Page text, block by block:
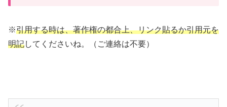
※引用する時は、著作権の都合上、リンク貼るか引用元を
明記してくださいね。（ご連絡は不要）